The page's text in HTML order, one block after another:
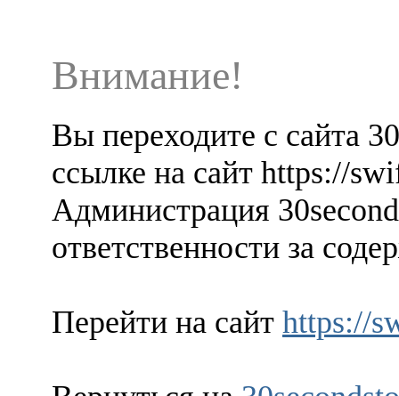
Внимание!
Вы переходите с сайта
ссылке на сайт https://
Администрация
ответственности за
Перейти на сайт https://